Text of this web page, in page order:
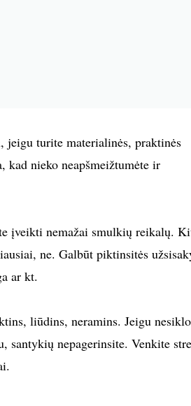
turite materialinės, praktinės
nieko neapšmeižtumėte ir
įveikti nemažai smulkių reikalų.
ne. Galbūt piktinsitės
ar kt.
liūdins, neramins. Jeigu
nepagerinsite. Venkite